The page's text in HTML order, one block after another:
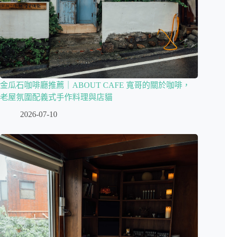
金瓜石咖啡廳推薦｜ABOUT CAFE 寬哥的關於咖啡，
老屋氛圍配義式手作料理與店貓
2026-07-10